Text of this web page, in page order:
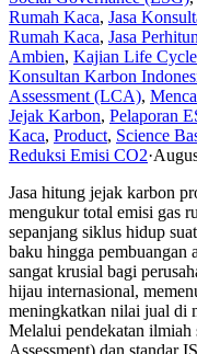
Rumah Kaca, Jasa
Rumah Kaca, Jasa
Ambien, Kajian Life Cycle
Konsultan Karbon
Assessment (LCA),
Jejak Karbon, Pelaporan
Kaca, Product, Science
Reduksi Emisi CO2·
Jasa hitung jejak karbon
mengukur total emisi gas
sepanjang siklus hidup
baku hingga pembuangan
sangat krusial bagi
hijau internasional,
meningkatkan nilai jual di
Melalui pendekatan
Assessment) dan standar